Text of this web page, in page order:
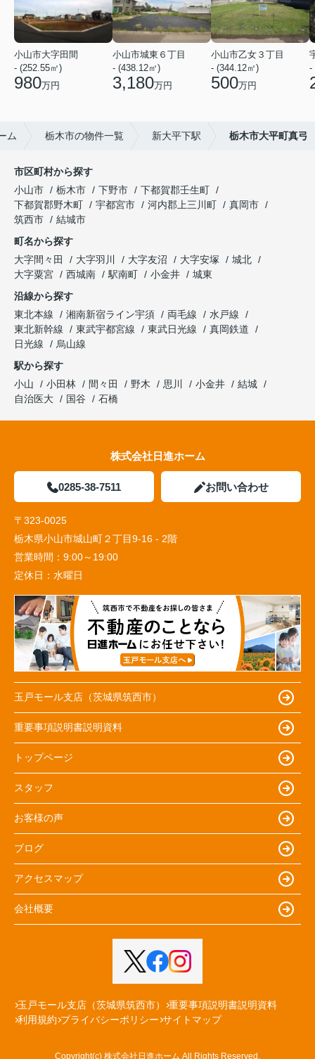
小山市大字田間
- (252.55㎡)
980万円
小山市城東６丁目
- (438.12㎡)
3,180万円
小山市乙女３丁目
- (344.12㎡)
500万円
-
ム 栃木市の物件一覧 新大平下駅 栃木市大平町真弓
市区町村から探す
小山市
栃木市 下野市
下都賀郡壬生町
下都賀郡野木町
宇都宮市 河内郡上三川町
真岡市
筑西市
結城市
町名から探す
大字間々田
大字羽川 大字友沼 大字安塚
城北
大字粟宮
西城南 駅南町 小金井
城東
沿線から探す
東北本線
湘南新宿ライン宇須 両毛線
水戸線
東北新幹線
東武宇都宮線 東武日光線
真岡鉄道
日光線
烏山線
駅から探す
小山
小田林 間々田 野木 思川 小金井
結城
自治医大
国谷 石橋
株式会社日進ホーム
0285-38-7511 お問い合わせ
〒323-0025
栃木県小山市城山町２丁目9-16 - 2階
営業時間： 9:00～19:00
定休日： 水曜日
玉戸モール支店（茨城県筑西市）
重要事項説明書説明資料
トップページ
スタッフ
お客様の声
ブログ
アクセスマップ
会社概要
玉戸モール支店（茨城県筑西市）
重要事項説明書説明資料
利用規約 プライバシーポリシー サイトマップ
Copyright(c) 株式会社日進ホーム All Rights Reserved.